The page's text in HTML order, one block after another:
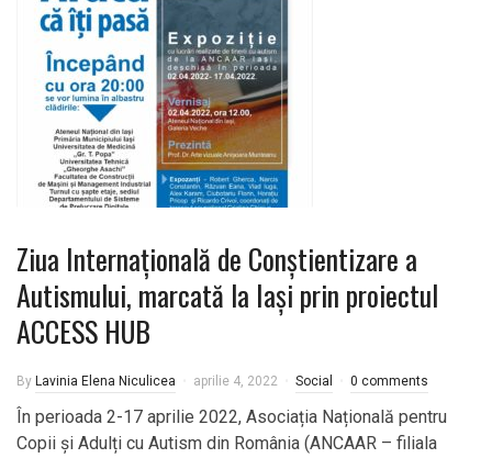
Ziua Internațională de Conștientizare a
Autismului, marcată la Iași prin proiectul
ACCESS HUB
By Lavinia Elena Niculicea aprilie 4, 2022 Social 0 comments
În perioada 2-17 aprilie 2022, Asociația Națională pentru
Copii și Adulți cu Autism din România (ANCAAR – filiala